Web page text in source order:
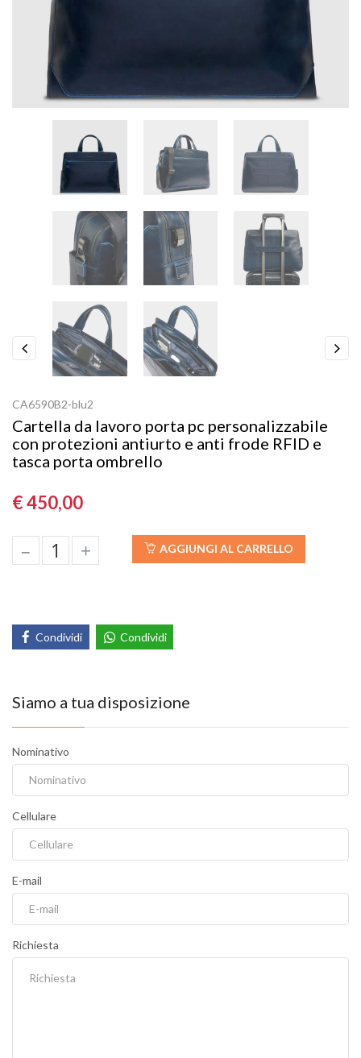
Previous
CA6590B2-blu2
Cartella da lavoro porta pc personalizzabile
con protezioni antiurto e anti frode RFID e
tasca porta ombrello
€ 450,00
– + AGGIUNGI AL CARRELLO
Condividi Condividi
Siamo a tua disposizione
Nominativo
Cellulare
E-mail
Richiesta